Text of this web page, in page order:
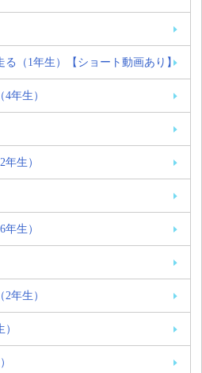
る（1年生）【ショート動画あり】
年生）
生）
生）
年生）